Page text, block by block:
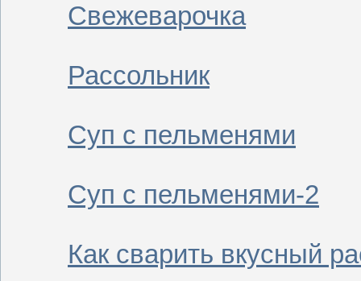
Свежеварочка
Рассольник
Суп с пельменями
Суп с пельменями-2
Как сварить вкусный